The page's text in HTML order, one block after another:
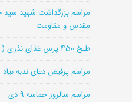
مراسم بزرگداشت شهید سید
مقدس و مقاومت
طبخ 450 پرس غذای نذری ( چلو جوجه )
مراسم پرفیض دعای ندبه
مراسم سالروز حماسه 9 دی